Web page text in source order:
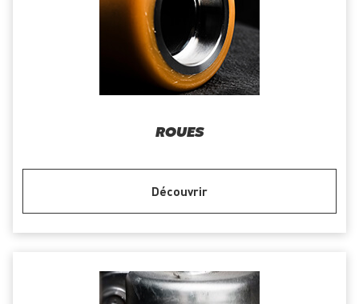
ROUES
Découvrir